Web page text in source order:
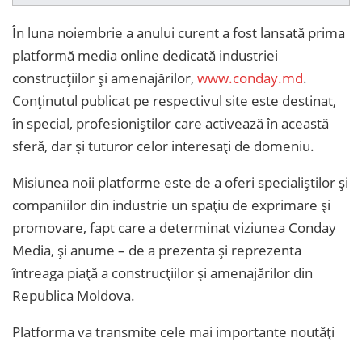
În luna noiembrie a anului curent a fost lansată prima
platformă media online dedicată industriei
construcțiilor și amenajărilor, www.conday.md.
Conținutul publicat pe respectivul site este destinat,
în special, profesioniștilor care activează în această
sferă, dar și tuturor celor interesați de domeniu.
Misiunea noii platforme este de a oferi specialiștilor și
companiilor din industrie un spațiu de exprimare și
promovare, fapt care a determinat viziunea Conday
Media, și anume – de a prezenta și reprezenta
întreaga piață a construcțiilor și amenajărilor din
Republica Moldova.
Platforma va transmite cele mai importante noutăți